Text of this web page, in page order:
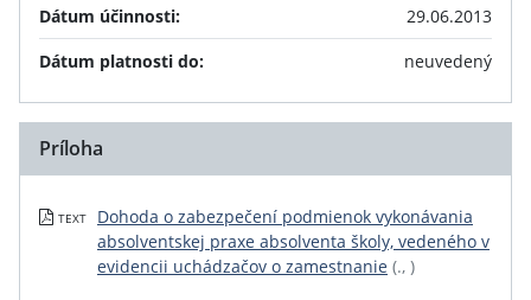
Dátum účinnosti:
29.06.2013
Dátum platnosti do:
neuvedený
Príloha
TEXT
Dohoda o zabezpečení podmienok vykonávania
absolventskej praxe absolventa školy, vedeného v
evidencii uchádzačov o zamestnanie (., )